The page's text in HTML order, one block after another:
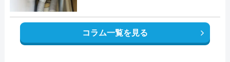
コラム一覧を見る